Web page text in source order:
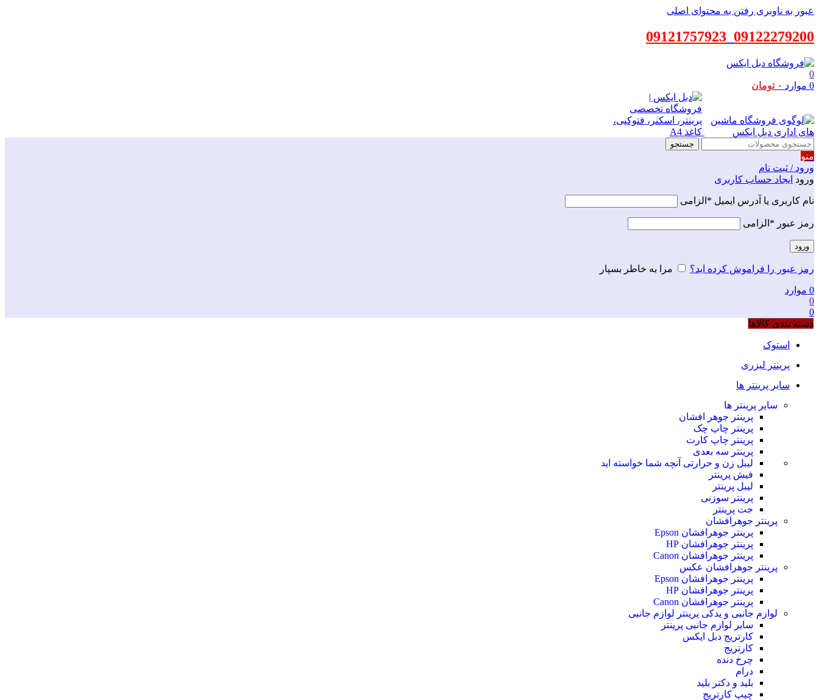
عبور به ناوبری رفتن به محتوای اصلی
09122279200
09121757923
0
0 موارد ۰ تومان
جستجو
منو
ورود / ثبت نام
ورود ایجاد حساب کاربری
نام کاربری یا آدرس ایمیل * الزامی
رمز عبور * الزامی
ورود
رمز عبور را فراموش کرده اید؟ مرا به خاطر بسپار
0 موارد
0
0
دسته بندی کالاها
استوک
پرینتر لیزری
سایر پرینتر ها
سایر پرینتر ها
پرینتر جوهر افشان
پرینتر چاپ چک
پرینتر چاپ کارت
پرینتر سه بعدی
لیبل زن و حرارتی آنچه شما خواسته اید
فیش پرینتر
لیبل پرینتر
پرینتر سوزنی
جت پرینتر
پرینتر جوهرافشان
پرینتر جوهرافشان Epson
پرینتر جوهرافشان HP
پرینتر جوهرافشان Canon
پرینتر جوهرافشان عکس
پرینتر جوهرافشان Epson
پرینتر جوهرافشان HP
پرینتر جوهرافشان Canon
لوازم جانبی و یدکی پرینتر لوازم جانبی
سایر لوازم جانبی پرینتر
کارتریج دبل ایکس
کارتریج
چرخ دنده
درام
بلید و دکتر بلید
چیپ کارتریج